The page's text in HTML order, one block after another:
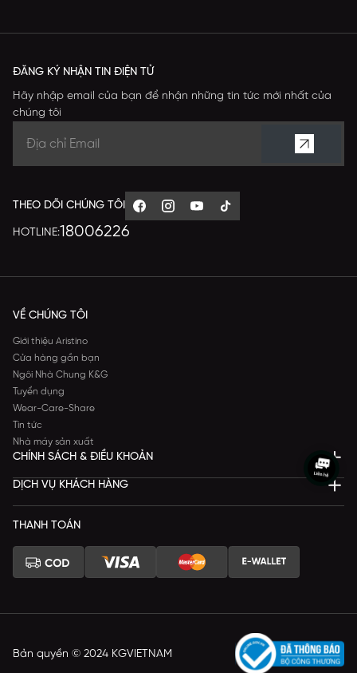
ĐĂNG KÝ NHẬN TIN ĐIỆN TỬ
Hãy nhập email của bạn để nhận những tin tức mới nhất của
chúng tôi
THEO DÕI CHÚNG TÔI
HOTLINE:18006226
VỀ CHÚNG TÔI
Giới thiệu Aristino
Cửa hàng gần bạn
Ngôi Nhà Chung K&G
Tuyển dụng
Wear-Care-Share
Tin tức
Nhà máy sản xuất
CHÍNH SÁCH & ĐIỀU KHOẢN
DỊCH VỤ KHÁCH HÀNG
THANH TOÁN
Bản quyền © 2024 KGVIETNAM